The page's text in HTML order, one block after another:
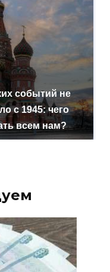
событий не
с 1945: чего
всем нам?